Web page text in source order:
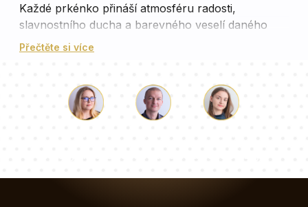
Každé prkénko přináší atmosféru radosti,
slavnostního ducha a barevného veselí daného
svátkem. Zdůrazněte význam každého
Přečtěte si více